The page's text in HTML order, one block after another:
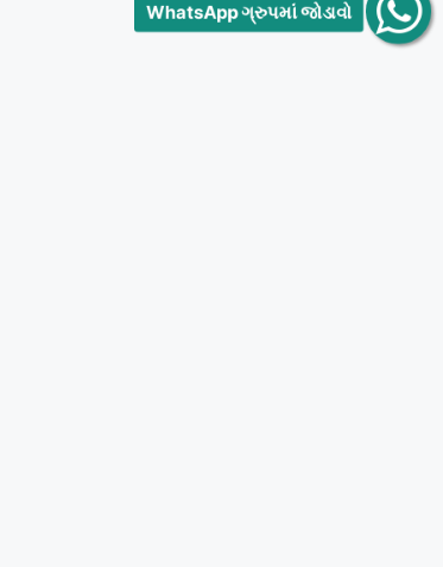
WhatsApp ગ્રુપમાં જોડાવો